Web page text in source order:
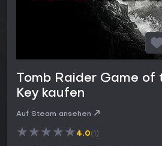
Tomb Raider Game of
Key kaufen
Auf Steam ansehen
★★★★★ 4.0(1)